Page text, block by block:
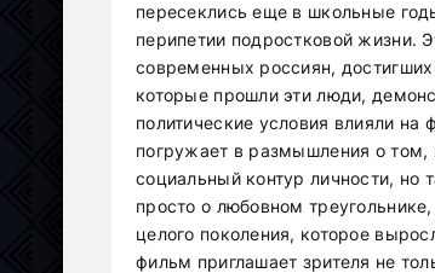
пересеклись еще в школьные
перипетии подростковой жизни.
современных россиян,
которые прошли эти люди,
политические условия влияли
погружает в размышления о том,
социальный контур личности, но
просто о любовном
целого поколения, которое
фильм приглашает зрителя не